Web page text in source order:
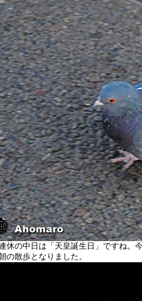
休の中日は「天皇誕生日」ですね。
の散歩となりました。